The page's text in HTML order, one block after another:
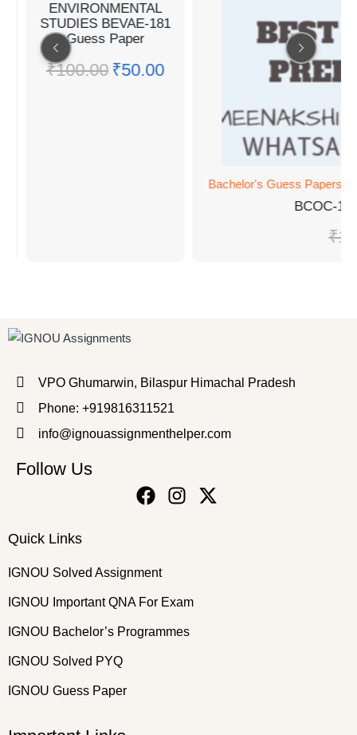
ENVIRONMENTAL
STUDIES BEVAE-181
Guess Paper
₹100.00 ₹50.00
Bachelor's Guess Papers
BCOC-
₹
VPO Ghumarwin, Bilaspur Himachal Pradesh
Phone: +919816311521
info@ignouassignmenthelper.com
Follow Us
Quick Links
IGNOU Solved Assignment
IGNOU Important QNA For Exam
IGNOU Bachelor’s Programmes
IGNOU Solved PYQ
IGNOU Guess Paper